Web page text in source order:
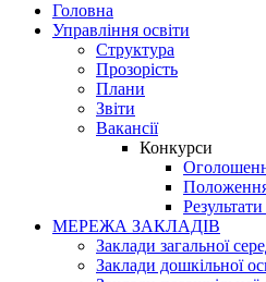
Головна
Управління освіти
Структура
Прозорість
Плани
Звіти
Вакансії
Конкурси
МЕРЕЖА ЗАКЛАДІВ
Заклади загальної
Заклади дошкільної